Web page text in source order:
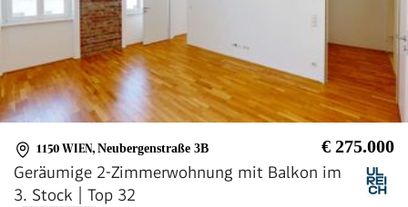
1150 WIEN, Neubergenstraße 3B € 275.000
Geräumige 2-Zimmerwohnung mit Balkon im
3. Stock | Top 32